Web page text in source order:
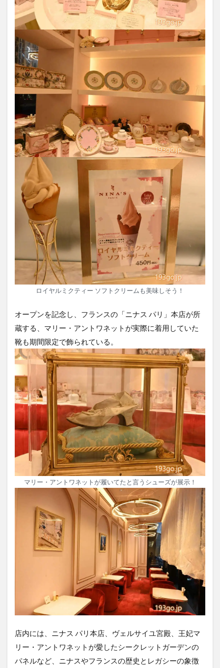
ロイヤルミクティー ソフトクリームも美味しそう！
オープンを記念し、フランスの「ニナス パリ」本店が所
蔵する、マリー・アントワネットが実際に着用していた
靴も期間限定で飾られている。
マリー・アントワネットが履いてたと言うシューズが展示！
店内には、ニナス パリ本店、ヴェルサイユ宮殿、王妃マ
リー・アントワネットが愛したシークレットガーデンの
パネルなど、ニナスやフランスの歴史とレガシーの象徴